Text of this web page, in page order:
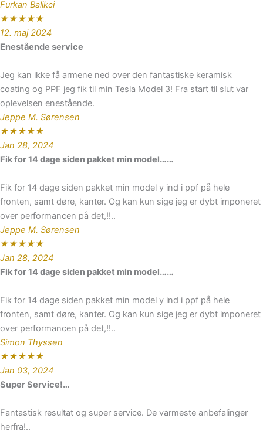
Furkan Balikci
★★★★★
12. maj 2024
Enestående service
Jeg kan ikke få armene ned over den fantastiske keramisk
coating og PPF jeg fik til min Tesla Model 3! Fra start til slut var
oplevelsen enestående.
Jeppe M. Sørensen
★★★★★
Jan 28, 2024
Fik for 14 dage siden pakket min model……
Fik for 14 dage siden pakket min model y ind i ppf på hele
fronten, samt døre, kanter. Og kan kun sige jeg er dybt imponeret
over performancen på det,!!..
Jeppe M. Sørensen
★★★★★
Jan 28, 2024
Fik for 14 dage siden pakket min model……
Fik for 14 dage siden pakket min model y ind i ppf på hele
fronten, samt døre, kanter. Og kan kun sige jeg er dybt imponeret
over performancen på det,!!..
Simon Thyssen
★★★★★
Jan 03, 2024
Super Service!…
Fantastisk resultat og super service. De varmeste anbefalinger
herfra!..